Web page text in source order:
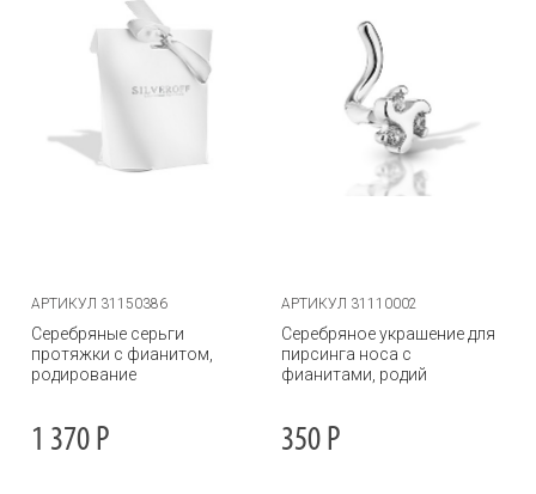
АРТИКУЛ 31150386
Серебряные серьги
протяжки с фианитом,
родирование
1 370 Р
АРТИКУЛ 31110002
Серебряное украшение для
пирсинга носа с
фианитами, родий
350 Р